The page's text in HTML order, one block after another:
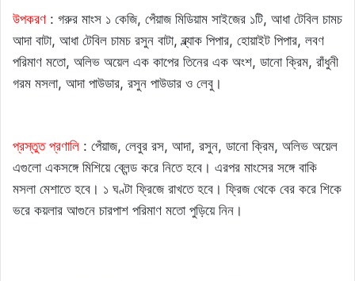
উপকরণ : গরুর মাংস ১ কেজি, পেঁয়াজ মিডিয়াম সাইজের ১টি, আধা টেবিল চামচ
আদা বাটা, আধা টেবিল চামচ রসুন বাটা, ব্ল্যাক পিপার, হোয়াইট পিপার, লবণ
পরিমাণ মতো, অলিভ অয়েল এক কাপের তিনের এক অংশ, ডানো ক্রিম, রাঁধুনী
গরম মসলা, আদা পাউডার, রসুন পাউডার ও লেবু।
প্রস্তুত প্রণালি : পেঁয়াজ, লেবুর রস, আদা, রসুন, ডানো ক্রিম, অলিভ অয়েল
এগুলো একসঙ্গে মিশিয়ে ব্লেন্ড করে নিতে হবে। এরপর মাংসের সঙ্গে বাকি
মসলা মেশাতে হবে। ১ ঘণ্টা ফ্রিজে রাখতে হবে। ফ্রিজ থেকে বের করে শিকে
ভরে কয়লার আগুনে চারপাশ পরিমাণ মতো পুড়িয়ে নিন।